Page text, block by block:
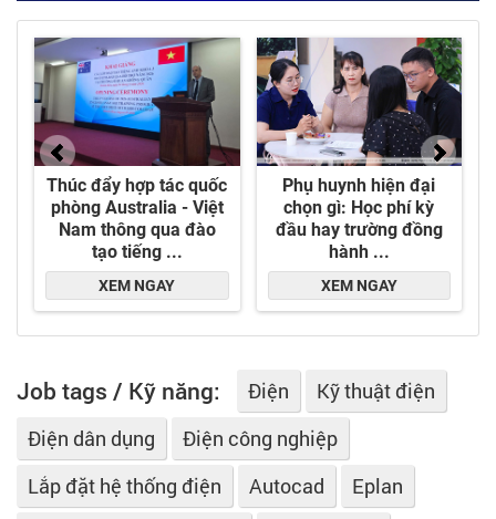
Job tags / Kỹ năng: Điện
Kỹ thuật điện
Điện dân dụng
Điện công nghiệp
Lắp đặt hệ thống điện
Autocad
Eplan